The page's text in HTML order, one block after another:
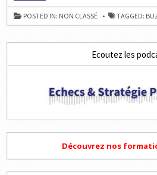
SUR
LES
ÉCHECS
POSTED IN: NON CLASSÉ TAGGED:
Ecoutez les
Découvrez nos